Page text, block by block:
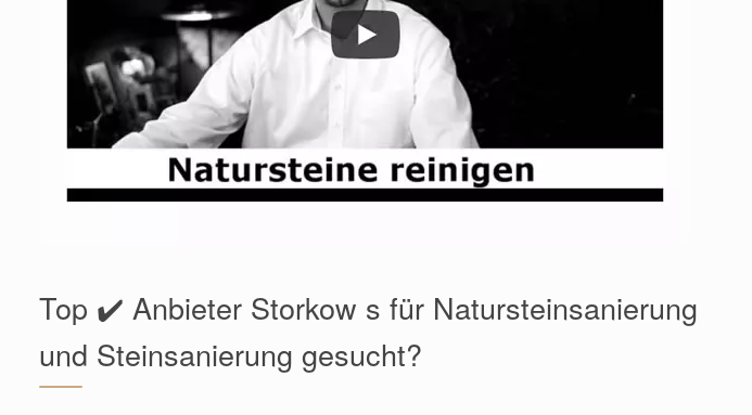
Top ✔️ Anbieter Storkow s für Natursteinsanierung
und Steinsanierung gesucht?